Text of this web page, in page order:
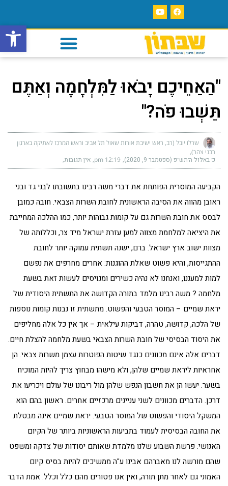
פתח
"הַאַחֵיכֶם יָבֹאוּ לַמִּלְחָמָה וְאַתֶּם
תֵּשְׁבוּ פֹה?"
שרלו יובל (רב, ראש ישיבת אורות שאול תל אביב וראש המרכז לאתיקה בארגון
רבני צהר)
כ׳ באלול ה׳תש״פ (ספטמבר 9, 2020) 12:19 pm אין תגובות
הקביעה המוסרית הפותחת את דברי משה רבינו בתשובתו לבני גד ובני
ראובן מהווה את הסיבה הראשונית לחובת השרות הצבאי. חובה כמובן
לבסס את חובת השרות גם על קומות גבוהות יותר, כמו ההלכה המחייבת
את היציאה למלחמת מצווה למען עזרת ישראל מיד צר, וכללותה של
מצוות ישוב ארץ ישראל. ברם, ישנה תשתית עמוקה יותר לחובת
ההתגייסות, והיא פשוט שאלת ההוגנות: אחרים מחרפים את נפשם
למות למעננו, ואנחנו לא נהיה כשירים ומגויסים לעשות זאת בשעת
מלחמה ? משה רבינו מלמד בתורה הקדושה את התשתית היסודית של
יראת שמיים – המוסר הטבעי והפשוט. מתשתית זו נבנות קומות נוספות
של הלכה, קדושה, טהרה, דביקות עילאית – אך אין כל אלה מחליפים
את היסוד הבסיסי של חובת השרות הצבאי בשעת מלחמה להצלת חיים.
דברים אלה אינם מכוונים כנגד שיטות הפוטרות עצמן משרות צבאי. הן
אחראיות ליראת שמיים שלהן, ולא מישהו מבחוץ צריך להיות המוכיח
בשער. יעשו הן את חשבון הנפש שלהן מול ריבונו של עולם ויכריעו את
דרכן. הדברים מכוונים לשני עניינים מרכזיים אחרים. ראשון בהם הוא
המשקל היסודי והפשוט של המוסר הטבעי. יראת שמיים אינה מבטלת
את החובה הבסיסית לעמוד בתביעות הראשוניות ביותר של הקיום
האנושי. פרשת השבוע שלנו מלמדת שאותם יסודות של צדקה ומשפט
שהם מורשה לנו מאברהם אבינו ע"ה ממשיכים להיות בסיס קיום
האמוני גם לאחר מתן תורה, ואין אנו פטורים מהם כלל וכלל. אמת הדבר